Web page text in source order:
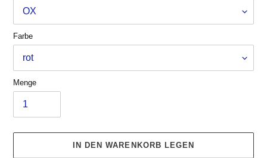
Farbe
Menge
IN DEN WARENKORB LEGEN